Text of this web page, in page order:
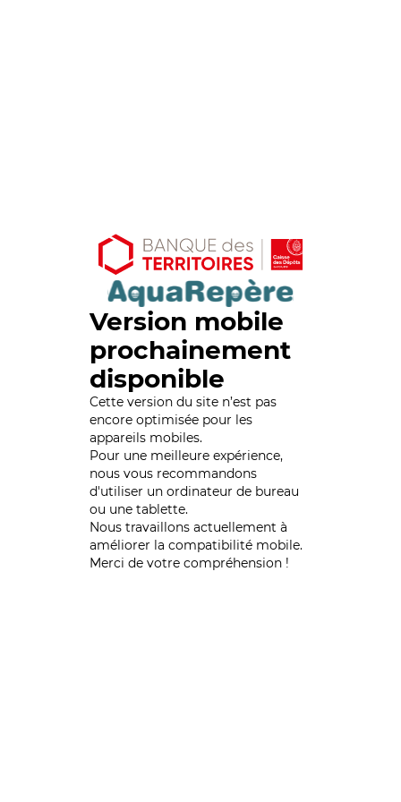
Version mobile
prochainement
disponible
Cette version du site n’est pas
encore optimisée pour les
appareils mobiles.
Pour une meilleure expérience,
nous vous recommandons
d'utiliser un ordinateur de bureau
ou une tablette.
Nous travaillons actuellement à
améliorer la compatibilité mobile.
Merci de votre compréhension !